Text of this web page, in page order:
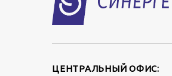
ЦЕНТРАЛЬНЫЙ ОФИС: